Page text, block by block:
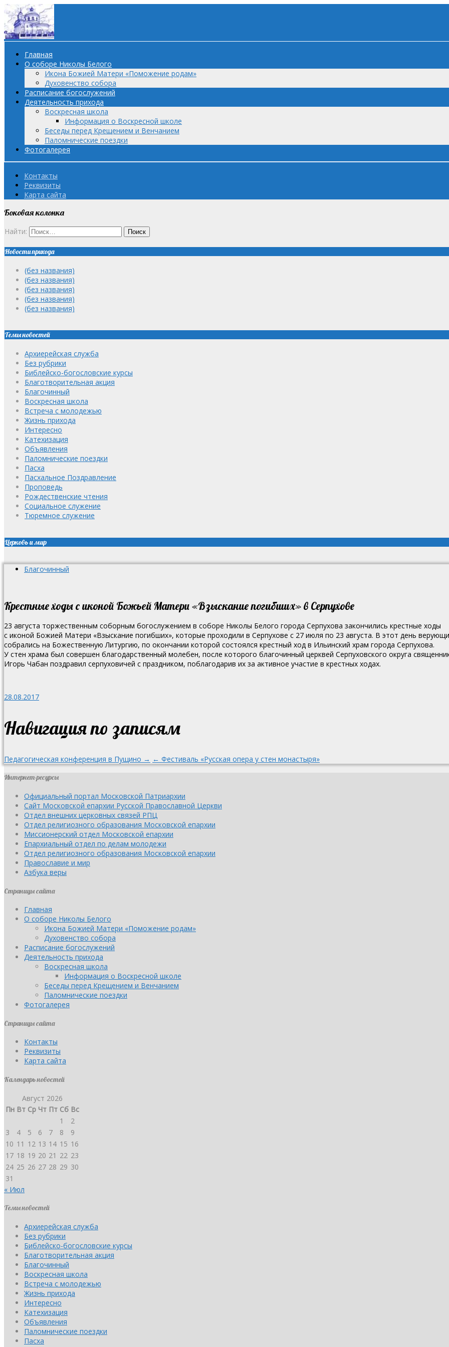
Главная
О соборе Николы Белого
Икона Божией Матери «Поможение родам»
Духовенство собора
Расписание богослужений
Деятельность прихода
Воскресная школа
Информация о Воскресной школе
Беседы перед Крещением и Венчанием
Паломнические поездки
Фотогалерея
Контакты
Реквизиты
Карта сайта
Боковая колонка
Найти:
Новости прихода
(без названия)
(без названия)
(без названия)
(без названия)
(без названия)
Темы новостей
Архиерейская служба
Без рубрики
Библейско-богословские курсы
Благотворительная акция
Благочинный
Воскресная школа
Встреча с молодежью
Жизнь прихода
Интересно
Катехизация
Объявления
Паломнические поездки
Пасха
Пасхальное Поздравление
Проповедь
Рождественские чтения
Социальное служение
Тюремное служение
Церковь и мир
Благочинный
Крестные ходы с иконой Божьей Матери «Взыскание погибших» в Серпухове
23 августа торжественным соборным богослужением в соборе Николы Белого города Серпухова закончились крестные ходы
с иконой Божией Матери «Взыскание погибших», которые проходили в Серпухове с 27 июля по 23 августа. В этот день
собрались на Божественную Литургию, по окончании которой состоялся крестный ход в Ильинский храм города Серпухова.
У стен храма был совершен благодарственный молебен, после которого благочинный церквей Серпуховского округа
Игорь Чабан поздравил серпуховичей с праздником, поблагодарив их за активное участие в крестных ходах.
28.08.2017
Навигация по записям
Педагогическая конференция в Пущино → ← Фестиваль «Русская опера у стен монастыря»
Интернет-ресурсы
Официальный портал Московской Патриархии
Сайт Московской епархии Русской Православной Церкви
Отдел внешних церковных связей РПЦ
Отдел религиозного образования Московской епархии
Миссионерский отдел Московской епархии
Епархиальный отдел по делам молодежи
Отдел религиозного образования Московской епархии
Православие и мир
Азбука веры
Страницы сайта
Главная
О соборе Николы Белого
Икона Божией Матери «Поможение родам»
Духовенство собора
Расписание богослужений
Деятельность прихода
Воскресная школа
Информация о Воскресной школе
Беседы перед Крещением и Венчанием
Паломнические поездки
Фотогалерея
Страницы сайта
Контакты
Реквизиты
Карта сайта
Календарь новостей
Август 2026
Пн Вт Ср Чт Пт Сб Вс
1
2
3
4 5 6 7 8
9
10 11 12 13 14 15 16
17 18 19 20 21 22 23
24 25 26 27 28 29 30
31
« Июл
Темы новостей
Архиерейская служба
Без рубрики
Библейско-богословские курсы
Благотворительная акция
Благочинный
Воскресная школа
Встреча с молодежью
Жизнь прихода
Интересно
Катехизация
Объявления
Паломнические поездки
Пасха